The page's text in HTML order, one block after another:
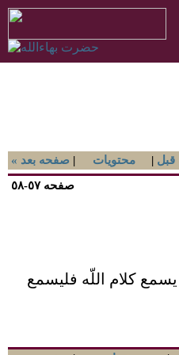
« صفحه بعد | محتويات |
کلام اللّه فليسمع